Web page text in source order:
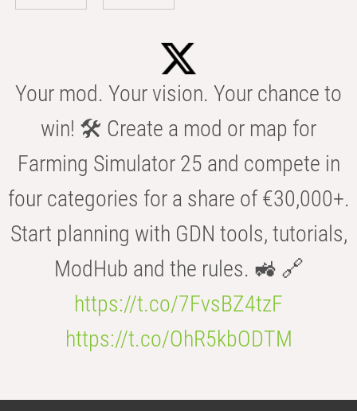
Your mod. Your vision. Your chance to
win! 🛠️ Create a mod or map for
Farming Simulator 25 and compete in
four categories for a share of €30,000+.
Start planning with GDN tools, tutorials,
ModHub and the rules. 🚜 🔗
https://t.co/7FvsBZ4tzF
https://t.co/OhR5kbODTM